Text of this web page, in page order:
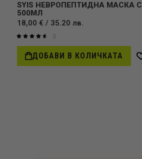
SYIS НЕВРОПЕПТИДНА МАСКА
500МЛ
18,00 € / 35.20 лв.
Оценка: 3
ДОБАВИ В КОЛИЧКАТА